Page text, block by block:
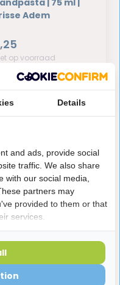
| 75 ml |
Adem
op voorraad
een
naam binnen
zoek bent naar
adem, wittere
voor dagelijks
Colgate is er voor
variant.
Details
and ads, provide social
traffic. We also share
with our social media,
partners may
provided to them or that
services.